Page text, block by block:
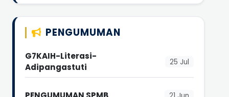
PENGUMUMAN
G7KAIH-Literasi-
Adipangastuti
25 Jul